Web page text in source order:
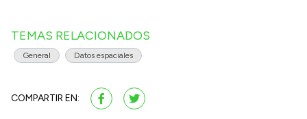
TEMAS RELACIONADOS
General Datos espaciales
COMPARTIR EN: